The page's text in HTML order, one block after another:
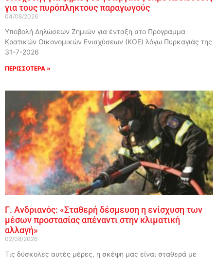
για τους πυρόπληκτους παραγωγούς
04/08/2026
Υποβολή Δηλώσεων Ζημιών για ένταξη στο Πρόγραμμα
Κρατικών Οικονομικών Ενισχύσεων (ΚΟΕ) λόγω Πυρκαγιάς της
31-7-2026
ΠΕΡΙΣΣΟΤΕΡΑ »
Γ. Ανδριανός: «Σταθερή δέσμευση η ενίσχυση των
μέσων προστασίας απέναντι στην κλιματική
αλλαγή»
02/08/2026
Τις δύσκολες αυτές μέρες, η σκέψη μας είναι σταθερά με